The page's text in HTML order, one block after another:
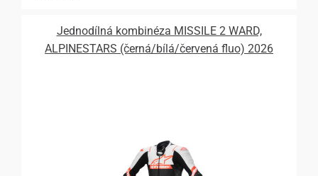
Jednodílná kombinéza MISSILE 2 WARD,
ALPINESTARS (černá/bílá/červená fluo) 2026